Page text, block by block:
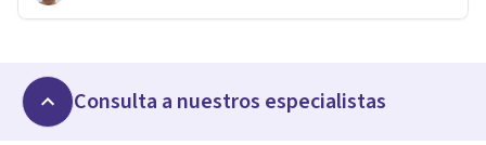
Consulta a nuestros especialistas